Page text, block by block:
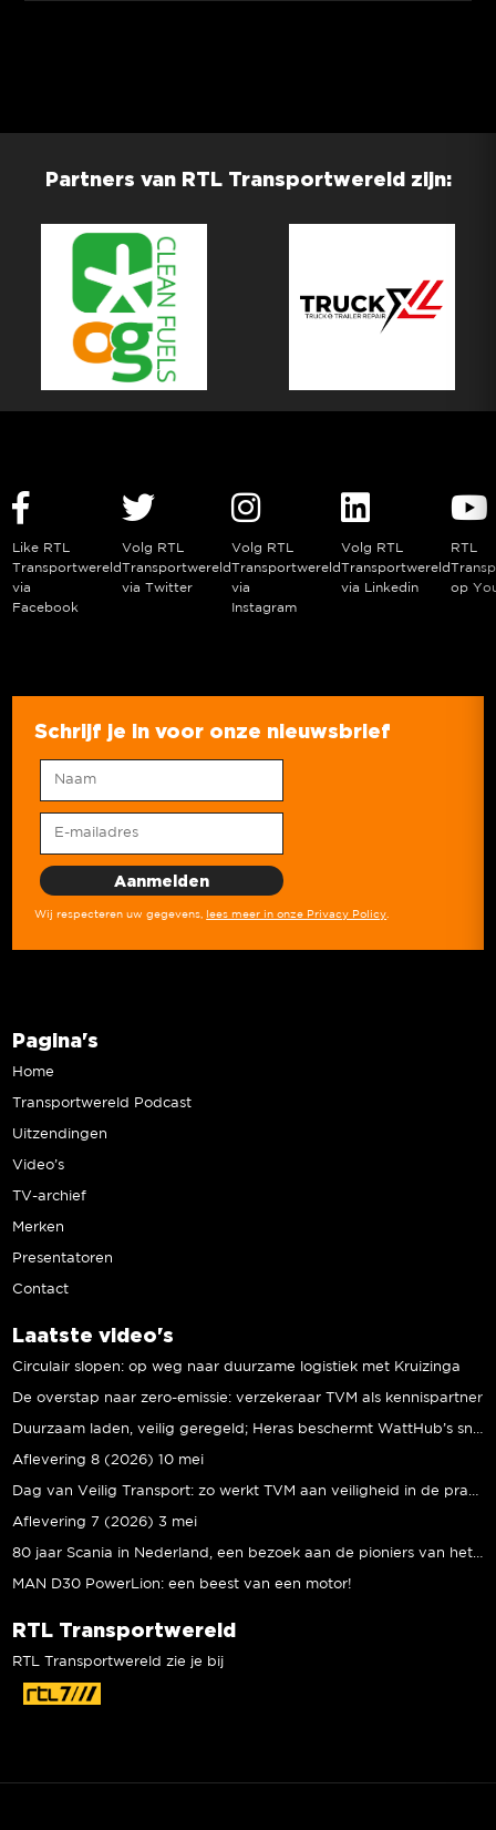
Partners van RTL Transportwereld zijn:
Like RTL
Transportwereld
via
Facebook
Volg RTL
Transportwereld
via Twitter
Volg RTL
Transportwereld
via
Instagram
Volg RTL
Transportwereld
via Linkedin
RTL
op
Schrijf je in voor onze nieuwsbrief
Wij respecteren uw gegevens, lees meer in onze Privacy Policy
Pagina's
Home
Transportwereld Podcast
Uitzendingen
Video’s
TV-archief
Merken
Presentatoren
Contact
Laatste video's
Circulair slopen: op weg naar duurzame logistiek met Kruizinga
De overstap naar zero-emissie: verzekeraar TVM als kennispartner
Aflevering 8 (2026) 10 mei
Aflevering 7 (2026) 3 mei
MAN D30 PowerLion: een beest van een motor!
RTL Transportwereld
RTL Transportwereld zie je bij